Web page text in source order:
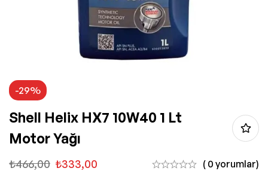
-29%
Shell Helix HX7 10W40 1 Lt
Motor Yağı
₺466,00 ₺333,00 ( 0 yorumlar)